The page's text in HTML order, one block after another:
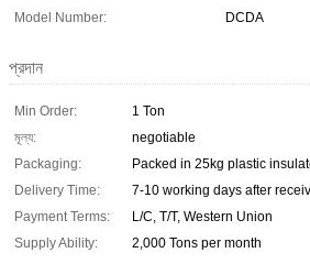
Model Number:
DCDA
প্রদান
Min Order:
1 Ton
মূল্য:
negotiable
Packaging:
Packed in 25kg plastic
Delivery Time:
7-10 working days after
Payment Terms:
L/C, T/T, Western Union
Supply Ability:
2,000 Tons per month